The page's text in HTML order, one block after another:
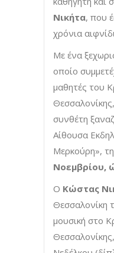
Νικήτα, που
χρόνια
Με ένα
οποίο
μαθητές του
συνθέτη
Αίθουσα
Μερκούρη»,
Νοεμβρίου,
Ο Κώστας
Θεσσαλονίκη
μουσική στο